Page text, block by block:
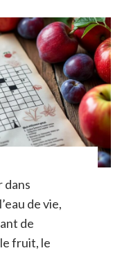
dans
de vie,
de
fruit, le